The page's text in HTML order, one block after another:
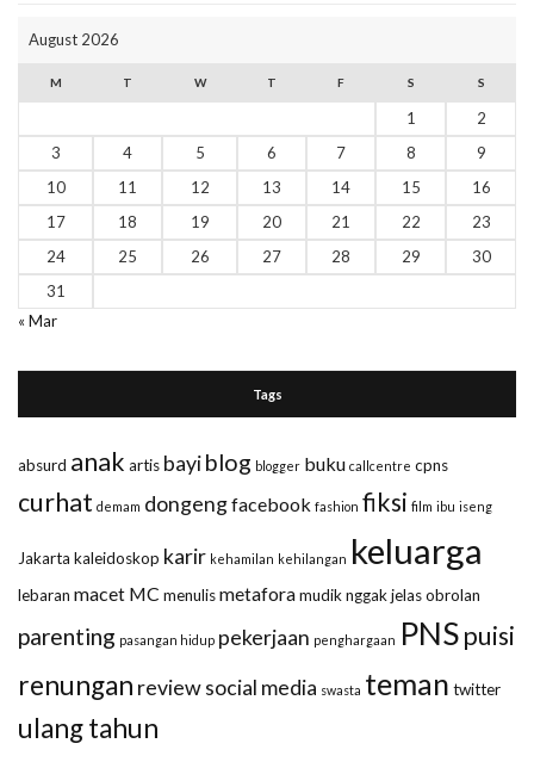
August 2026
M T W T F S S
1
2
3
4 5 6 7 8
9
10
11 12 13 14 15
16
17
18 19 20 21 22
23
24
25 26 27 28 29
30
31
« Mar
Tags
absurd anak artis bayiblog blogger buku callcentre cpns
curhat demam dongengfacebook fashion fiksi film ibu iseng
Jakarta kaleidoskop karir kehamilan kehilangan keluarga
lebaran macet MC menulismetaforamudiknggak jelasobrolan
parenting pasangan hidup pekerjaan penghargaan PNSpuisi
renungan reviewsocial media swasta teman twitter
ulang tahun